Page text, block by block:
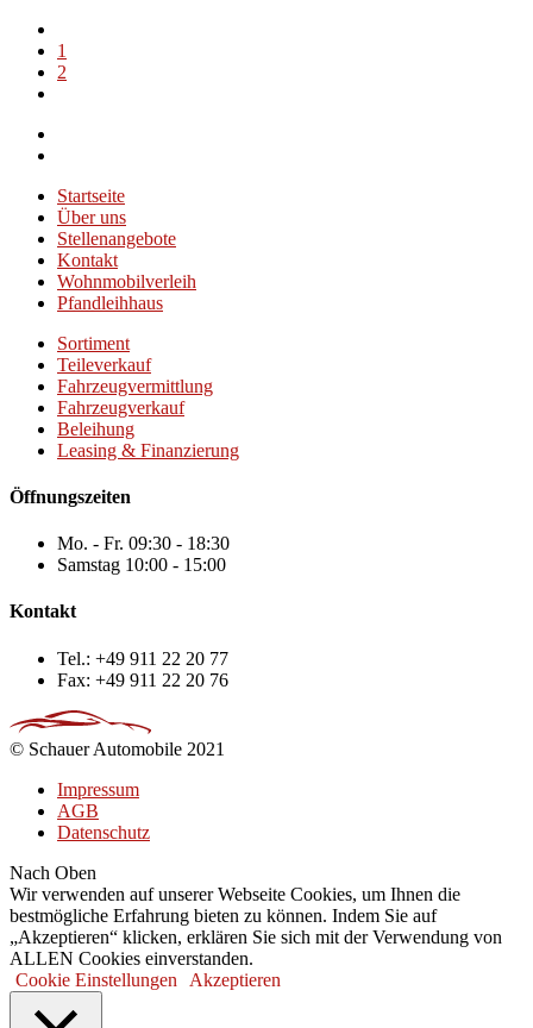
1
2
Startseite
Über uns
Stellenangebote
Kontakt
Wohnmobilverleih
Pfandleihhaus
Sortiment
Teileverkauf
Fahrzeugvermittlung
Fahrzeugverkauf
Beleihung
Leasing & Finanzierung
Öffnungszeiten
Mo. - Fr. 09:30 - 18:30
Samstag 10:00 - 15:00
Kontakt
Tel.: +49 911 22 20 77
Fax: +49 911 22 20 76
© Schauer Automobile 2021
Impressum
AGB
Datenschutz
Nach Oben
Wir verwenden auf unserer Webseite Cookies, um Ihnen die
bestmögliche Erfahrung bieten zu können. Indem Sie auf
„Akzeptieren“ klicken, erklären Sie sich mit der Verwendung von
ALLEN Cookies einverstanden.
Cookie Einstellungen
Akzeptieren